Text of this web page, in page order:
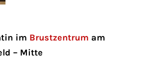
890
im Brustzentrum am
– Mitte